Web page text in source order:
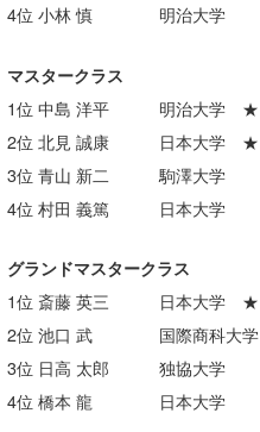
4位 小林 慎 明治大学
マスタークラス
1位 中島 洋平 明治大学 ★
2位 北見 誠康 日本大学 ★
3位 青山 新二 駒澤大学
4位 村田 義篤 日本大学
グランドマスタークラス
1位 斎藤 英三 日本大学 ★
2位 池口 武 国際商科大学
3位 日高 太郎 独協大学
4位 橋本 龍 日本大学